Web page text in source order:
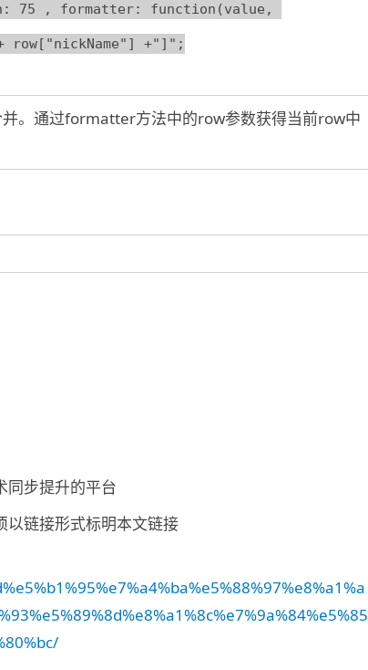
75 , formatter: function(value,
。通过formatter方法中的row参数获得当前row中
同步提升的平台
以链接形式标明本文链接